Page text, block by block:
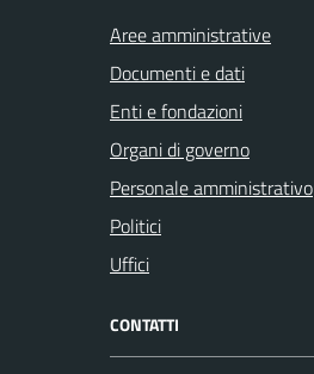
Aree amministrative
Documenti e dati
Enti e fondazioni
Organi di governo
Personale amministrativo
Politici
Uffici
CONTATTI